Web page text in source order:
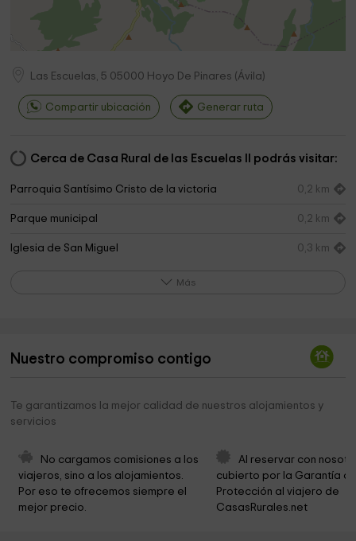
Las Escuelas, 5 05000 Hoyo De Pinares (Ávila)
Compartir ubicación Generar ruta
Cerca de Casa Rural de las Escuelas II podrás visitar:
Parroquia Santísimo Cristo de la victoria 0,2 km
Parque municipal 0,2 km
Iglesia de San Miguel 0,3 km
City of El Hoyo de Pinares Switchboard
El Fresne. Hoyo De Pinares. Avila 1,4 km
Adolfo Suárez Museum and Transicion
Hijas de la Caridad San Vicente de Paúl
Parroquia Santiago Apóstol
Santiago Apostol Church 6,0 km
Más
Nuestro compromiso contigo
Te garantizamos la mejor calidad de nuestros alojamientos y
servicios
No cargamos comisiones a los
viajeros, sino a los alojamientos.
Por eso te ofrecemos siempre el
mejor precio.
Al reservar con
cubierto por la Garantía
Protección al viajero de
CasasRurales.net